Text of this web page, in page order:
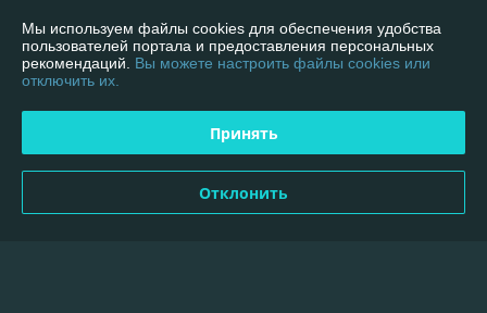
О нас
Контакты
Доставка и оплата
Мы используем файлы cookies для обеспечения удобства
пользователей портала и предоставления персональных
рекомендаций. Вы можете настроить файлы cookies или
отключить их.
Принять
Отклонить